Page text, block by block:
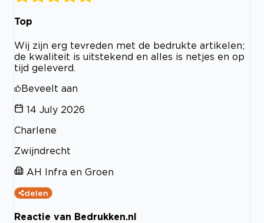
Top
Wij zijn erg tevreden met de bedrukte artikelen;
de kwaliteit is uitstekend en alles is netjes en op
tijd geleverd.
Beveelt aan
14 July 2026
Charlene
Zwijndrecht
AH Infra en Groen
delen
Reactie van Bedrukken.nl